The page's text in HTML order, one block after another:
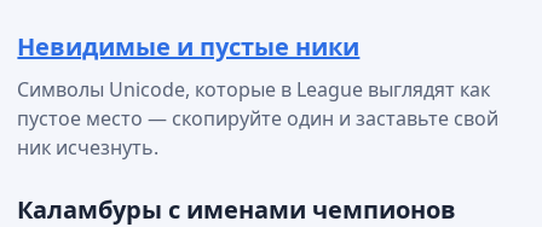
Невидимые и пустые ники
Символы Unicode, которые в League выглядят как
пустое место — скопируйте один и заставьте свой
ник исчезнуть.
Каламбуры с именами чемпионов